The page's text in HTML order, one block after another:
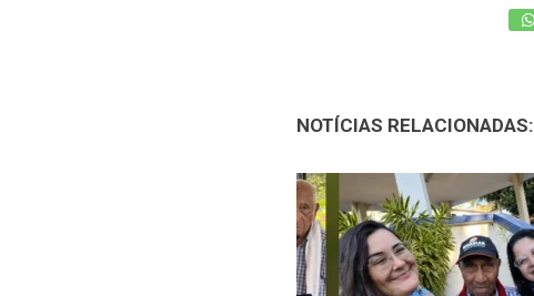
NOTÍCIAS RELACIONADAS: